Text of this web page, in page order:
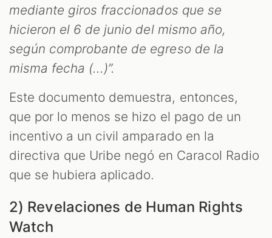
mediante giros fraccionados que se
hicieron el 6 de junio del mismo año,
según comprobante de egreso de la
misma fecha (...)”.
Este documento demuestra, entonces,
que por lo menos se hizo el pago de un
incentivo a un civil amparado en la
directiva que Uribe negó en Caracol Radio
que se hubiera aplicado.
2) Revelaciones de Human Rights
Watch